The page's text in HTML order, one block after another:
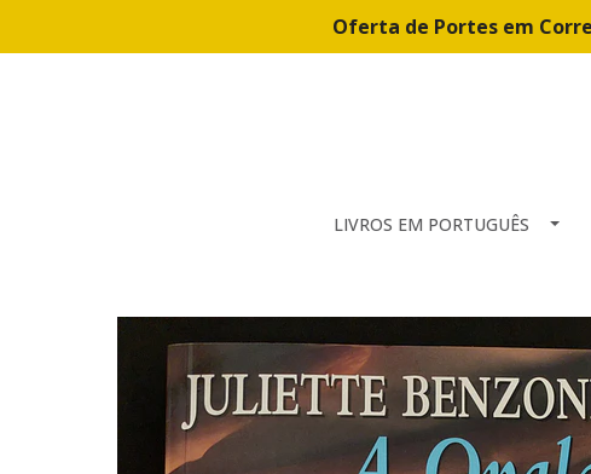
Oferta de Portes em
LIVROS EM PORTUGUÊS